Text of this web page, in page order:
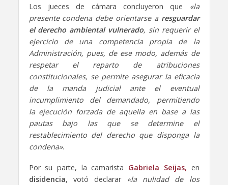
Los jueces de cámara concluyeron que «la
presente condena debe orientarse a resguardar
el derecho ambiental vulnerado, sin requerir el
ejercicio de una competencia propia de la
Administración, pues, de ese modo, además de
respetar el reparto de atribuciones
constitucionales, se permite asegurar la eficacia
de la manda judicial ante el eventual
incumplimiento del demandado, permitiendo
la ejecución forzada de aquella en base a las
pautas bajo las que se determine el
restablecimiento del derecho que disponga la
condena».
Por su parte, la camarista Gabriela Seijas, en
disidencia, votó declarar«la nulidad de los